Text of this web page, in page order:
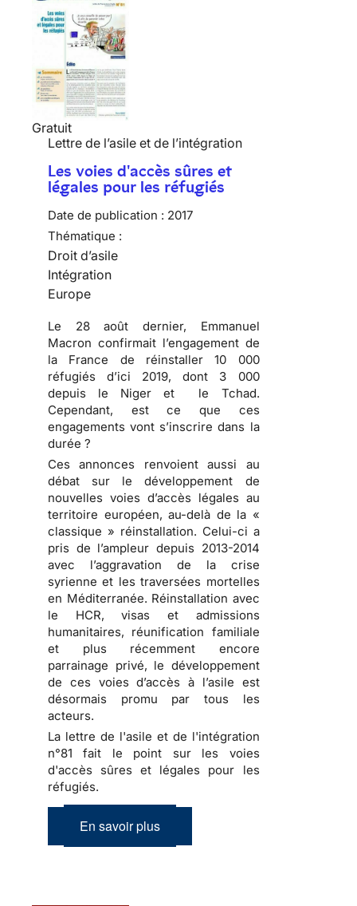
Gratuit
Lettre de l’asile et de l’intégration
Les voies d'accès sûres et
légales pour les réfugiés
Date de publication : 2017
Thématique :
Droit d’asile
Intégration
Europe
Le 28 août dernier, Emmanuel
Macron confirmait l’engagement de
la France de réinstaller 10 000
réfugiés d’ici 2019, dont 3 000
depuis le Niger et le Tchad.
Cependant, est ce que ces
engagements vont s’inscrire dans la
durée ?
Ces annonces renvoient aussi au
débat sur le développement de
nouvelles voies d’accès légales au
territoire européen, au-delà de la «
classique » réinstallation. Celui-ci a
pris de l’ampleur depuis 2013-2014
avec l’aggravation de la crise
syrienne et les traversées mortelles
en Méditerranée. Réinstallation avec
le HCR, visas et admissions
humanitaires, réunification familiale
et plus récemment encore
parrainage privé, le développement
de ces voies d’accès à l’asile est
désormais promu par tous les
acteurs.
La lettre de l'asile et de l'intégration
n°81 fait le point sur les voies
d'accès sûres et légales pour les
réfugiés.
En savoir plus